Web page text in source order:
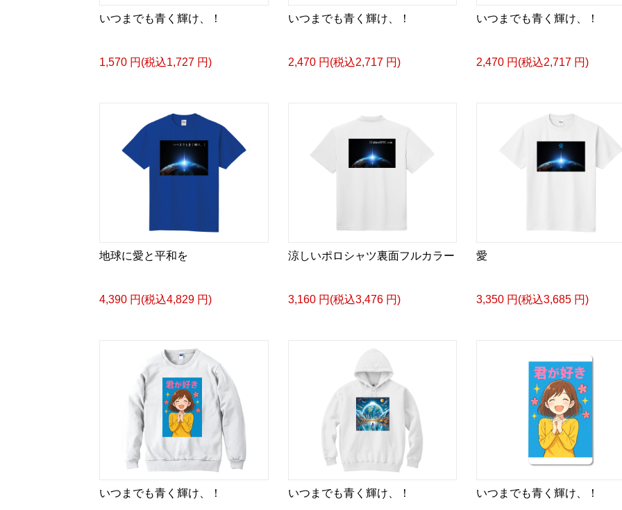
いつまでも青く輝け、！
1,570 円(税込1,727 円)
いつまでも青く輝け、！
2,470 円(税込2,717 円)
いつまでも青く輝け、！
2,470 円(税込2,717 円)
地球に愛と平和を
4,390 円(税込4,829 円)
涼しいポロシャツ裏面フルカラー
3,160 円(税込3,476 円)
愛
3,350 円(税込3,685 円)
いつまでも青く輝け、！ いつまでも青く輝け、！ いつまでも青く輝け、！